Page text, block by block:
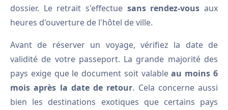
dossier. Le retrait s'effectue sans rendez-vous aux
heures d'ouverture de l'hôtel de ville.
Avant de réserver un voyage, vérifiez la date de
validité de votre passeport. La grande majorité des
pays exige que le document soit valableau moins 6
mois après la date de retour. Cela concerne aussi
bien les destinations exotiques que certains pays